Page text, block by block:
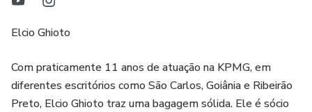
Elcio Ghioto
Com praticamente 11 anos de atuação na KPMG, em
diferentes escritórios como São Carlos, Goiânia e Ribeirão
Preto, Elcio Ghioto traz uma bagagem sólida. Ele é sócio